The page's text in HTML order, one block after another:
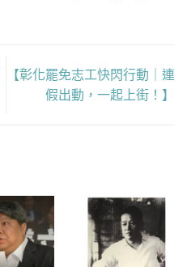
【彰化罷免志工快閃行動｜連
假出動，一起上街！】